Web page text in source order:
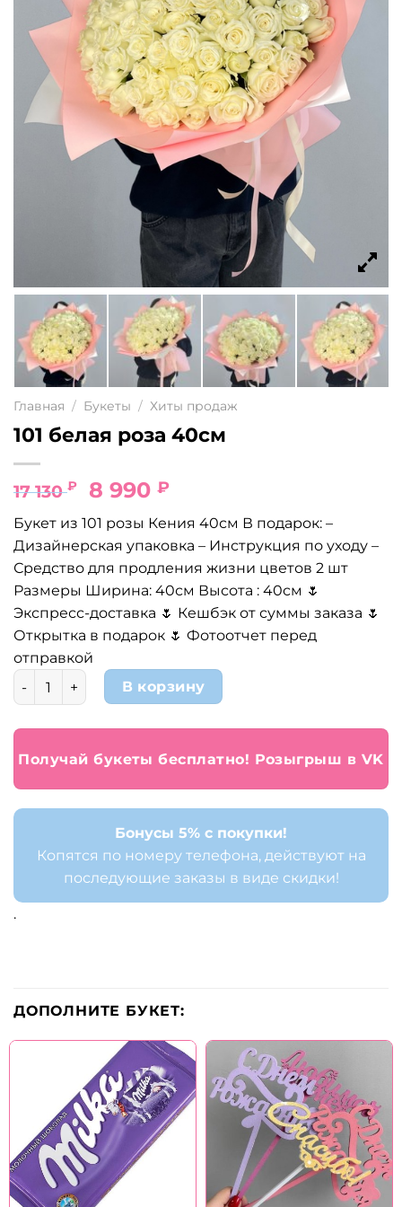
Главная / Букеты / Хиты продаж
101 белая роза 40см
17 130₽
Первоначальная
цена
составляла
17
130 ₽.
8 990 ₽Текущая
цена:
8
990 ₽.
Букет из 101 розы Кения 40см В подарок: –
Дизайнерская упаковка – Инструкция по уходу –
Средство для продления жизни цветов 2 шт
Размеры Ширина: 40см Высота : 40см 🌷
Экспресс-доставка 🌷 Кешбэк от суммы заказа 🌷
Открытка в подарок 🌷 Фотоотчет перед
отправкой
Количество товара 101 белая роза 40см
В корзину
Получай букеты бесплатно! Розыгрыш в VK
Бонусы 5% с покупки!
Копятся по номеру телефона, действуют на
последующие заказы в виде скидки!
.
ДОПОЛНИТЕ БУКЕТ: